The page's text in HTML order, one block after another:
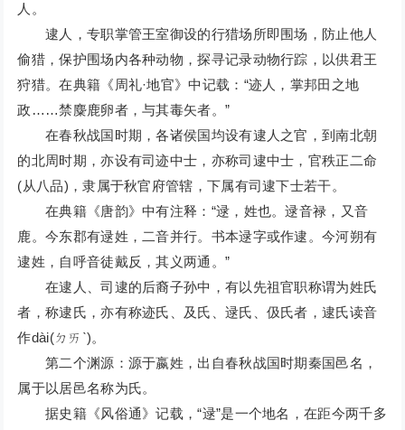
人。
逮人，专职掌管王室御设的行猎场所即围场，防止他人
偷猎，保护围场内各种动物，探寻记录动物行踪，以供君王
狩猎。在典籍《周礼·地官》中记载：“迹人，掌邦田之地
政……禁麋鹿卵者，与其毒矢者。”
在春秋战国时期，各诸侯国均设有逮人之官，到南北朝
的北周时期，亦设有司迹中士，亦称司逮中士，官秩正二命
(从八品)，隶属于秋官府管辖，下属有司逮下士若干。
在典籍《唐韵》中有注释：“逯，姓也。逯音禄，又音
鹿。今东郡有逯姓，二音并行。书本逯字或作逮。今河朔有
逮姓，自呼音徒戴反，其义两通。”
在逮人、司逮的后裔子孙中，有以先祖官职称谓为姓氏
者，称逮氏，亦有称迹氏、及氏、逯氏、伋氏者，逮氏读音
作dài(ㄉㄞˋ)。
第二个渊源：源于嬴姓，出自春秋战国时期秦国邑名，
属于以居邑名称为氏。
据史籍《风俗通》记载，“逯”是一个地名，在距今两千多